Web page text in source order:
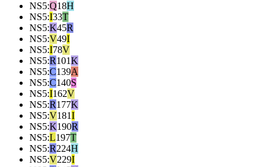
NS5:Q18H
NS5:I33T
NS5:K45R
NS5:V49I
NS5:I78V
NS5:R101K
NS5:C139A
NS5:C140S
NS5:I162V
NS5:R177K
NS5:V181I
NS5:K190R
NS5:L197T
NS5:R224H
NS5:V229I